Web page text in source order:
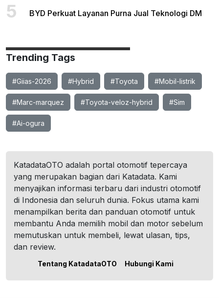
5 BYD Perkuat Layanan Purna Jual Teknologi DM
Trending Tags
#Giias-2026 #Hybrid #Toyota #Mobil-listrik
#Marc-marquez #Toyota-veloz-hybrid #Sim
#Ai-ogura
KatadataOTO adalah portal otomotif tepercaya
yang merupakan bagian dari Katadata. Kami
menyajikan informasi terbaru dari industri otomotif
di Indonesia dan seluruh dunia. Fokus utama kami
menampilkan berita dan panduan otomotif untuk
membantu Anda memilih mobil dan motor sebelum
memutuskan untuk membeli, lewat ulasan, tips,
dan review.
Tentang KatadataOTO Hubungi Kami